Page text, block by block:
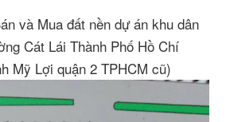
và Mua đất nền dự án khu dân
Cát Lái Thành Phố Hồ Chí
Mỹ Lợi quận 2 TPHCM cũ)